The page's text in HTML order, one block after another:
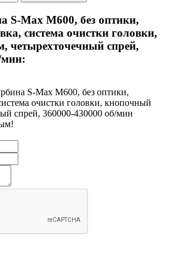
S-Max M600, без оптики,
система очистки головки,
четырехточечный спрей,
мин:
S-Max M600, без оптики,
очистки головки, кнопочный
спрей, 360000-430000 об/мин